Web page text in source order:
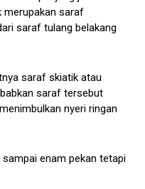
merupakan saraf
saraf tulang belakang
saraf skiatik atau
saraf tersebut
nyeri ringan
enam pekan tetapi